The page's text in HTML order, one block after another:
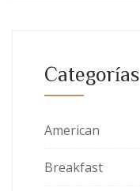
Categorías
American
Breakfast